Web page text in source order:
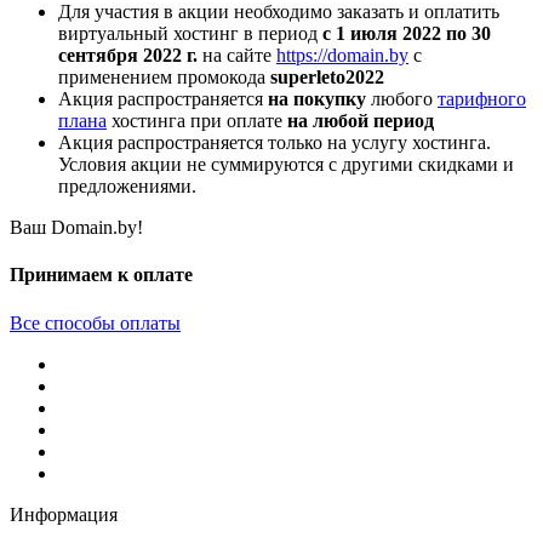
Для участия в акции необходимо заказать и оплатить
виртуальный хостинг в период с 1 июля 2022 по 30
сентября 2022 г. на сайте https://domain.by с
применением промокода superleto2022
Акция распространяется на покупку любого тарифного
плана хостинга при оплате на любой период
Акция распространяется только на услугу хостинга.
Условия акции не суммируются с другими скидками и
предложениями.
Ваш Domain.by!
Принимаем к оплате
Все способы оплаты
Информация